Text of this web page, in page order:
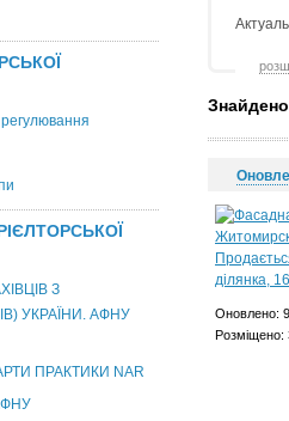
З
УКРАЇНИ. АФНУ
ПРАКТИКИ NAR
Оновлено:
Розміщено: